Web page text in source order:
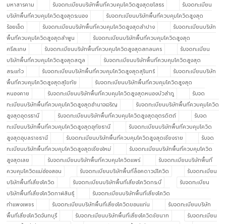
มหาสารคาม
รับจดทะเบียนบริษัทพื้นที่ควบคุมโควิดสูงสุดยโสธร
รับจดทะเบียน
บริษัทพื้นที่ควบคุมโควิดสูงสุดระนอง
รับจดทะเบียนบริษัทพื้นที่ควบคุมโควิดสูงสุด
ร้อยเอ็ด
รับจดทะเบียนบริษัทพื้นที่ควบคุมโควิดสูงสุดลำปาง
รับจดทะเบียนบริษัท
พื้นที่ควบคุมโควิดสูงสุดลำพูน
รับจดทะเบียนบริษัทพื้นที่ควบคุมโควิดสูงสุด
ศรีสะเกษ
รับจดทะเบียนบริษัทพื้นที่ควบคุมโควิดสูงสุดสกลนคร
รับจดทะเบียน
บริษัทพื้นที่ควบคุมโควิดสูงสุดสตูล
รับจดทะเบียนบริษัทพื้นที่ควบคุมโควิดสูงสุด
สระแก้ว
รับจดทะเบียนบริษัทพื้นที่ควบคุมโควิดสูงสุดสุรินทร์
รับจดทะเบียนบริษัท
พื้นที่ควบคุมโควิดสูงสุดสุโขทัย
รับจดทะเบียนบริษัทพื้นที่ควบคุมโควิดสูงสุด
หนองคาย
รับจดทะเบียนบริษัทพื้นที่ควบคุมโควิดสูงสุดหนองบัวลำภู
รับจด
ทะเบียนบริษัทพื้นที่ควบคุมโควิดสูงสุดอำนาจเจริญ
รับจดทะเบียนบริษัทพื้นที่ควบคุมโควิด
สูงสุดอุดรธานี
รับจดทะเบียนบริษัทพื้นที่ควบคุมโควิดสูงสุดอุตรดิตถ์
รับจด
ทะเบียนบริษัทพื้นที่ควบคุมโควิดสูงสุดอุทัยธานี
รับจดทะเบียนบริษัทพื้นที่ควบคุมโควิด
สูงสุดอุบลราชธานี
รับจดทะเบียนบริษัทพื้นที่ควบคุมโควิดสูงสุดเชียงราย
รับจด
ทะเบียนบริษัทพื้นที่ควบคุมโควิดสูงสุดเชียงใหม่
รับจดทะเบียนบริษัทพื้นที่ควบคุมโควิด
สูงสุดเลย
รับจดทะเบียนบริษัทพื้นที่ควบคุมโควิดแพร่
รับจดทะเบียนบริษัทพื้นที่
ควบคุมโควิดแม่ฮ่องสอน
รับจดทะเบียนบริษัทพื้นที่ล็อคดาวน์โควิด
รับจดทะเบียน
บริษัทพื้นที่เสี่ยงโควิด
รับจดทะเบียนบริษัทพื้นที่เสี่ยงโควิดกระบี่
รับจดทะเบียน
บริษัทพื้นที่เสี่ยงโควิดกาฬสินธุ์
รับจดทะเบียนบริษัทพื้นที่เสี่ยงโควิด
กำแพงเพชร
รับจดทะเบียนบริษัทพื้นที่เสี่ยงโควิดขอนแก่น
รับจดทะเบียนบริษัท
พื้นที่เสี่ยงโควิดจันทบุรี
รับจดทะเบียนบริษัทพื้นที่เสี่ยงโควิดชัยนาท
รับจดทะเบียน